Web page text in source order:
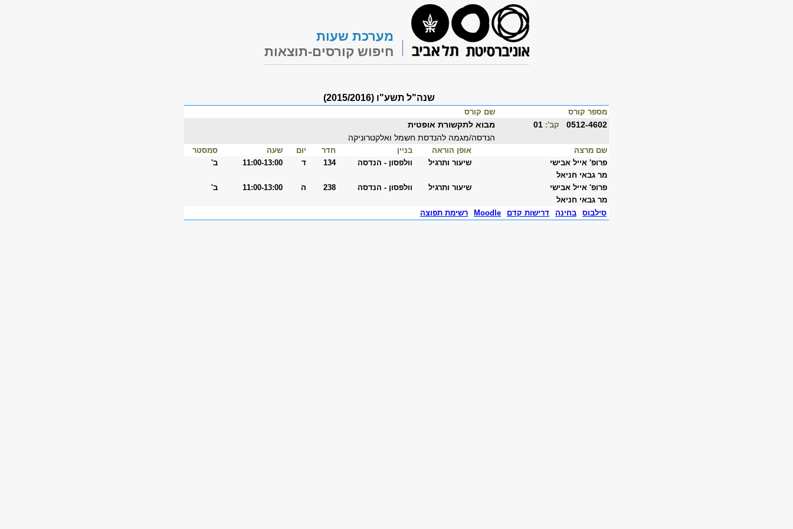
מערכת שעות
חיפוש קורסים-תוצאות
שנה"ל תשע"ו (2015/2016)
מספר קורס שם קורס
0512-4602 קב':
מבוא לתקשורת אופטית
הנדסה/מגמה להנדסת חשמל ואלקטרוניקה
שם מרצה אופן הוראה בניין חדר יום שעה
סמסטר
פרופ' אייל אבישי
שיעור ותרגיל וולפסון - הנדסה 134 ד 11:00-13:00
ב'
מר גבאי חניאל
פרופ' אייל אבישי
שיעור ותרגיל וולפסון - הנדסה 238 ה 11:00-13:00
ב'
מר גבאי חניאל
סילבוס
בחינה דרישות קדם Moodle רשימת תפוצה